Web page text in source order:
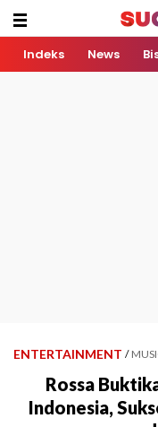
Indeks News
ENTERTAINMENT /
Rossa
Indonesia,